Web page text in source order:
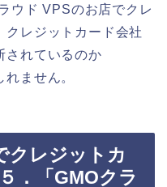
ウド VPSのお店でクレ
クレジットカード会社
されているのか
ません。
クレジットカ
．「GMOクラ